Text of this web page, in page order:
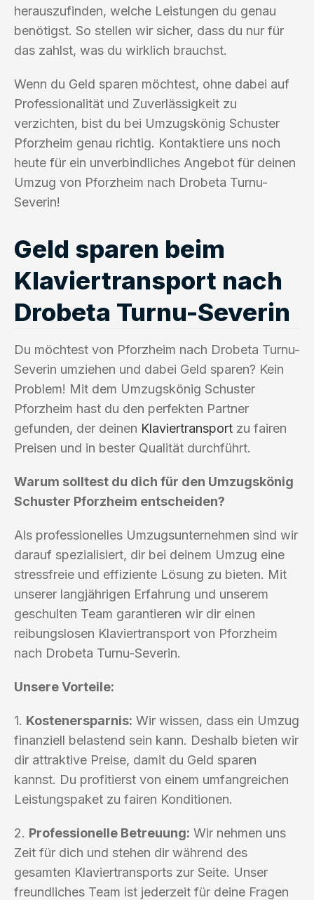
herauszufinden, welche Leistungen du genau
benötigst. So stellen wir sicher, dass du nur für
das zahlst, was du wirklich brauchst.
Wenn du Geld sparen möchtest, ohne dabei auf
Professionalität und Zuverlässigkeit zu
verzichten, bist du bei Umzugskönig Schuster
Pforzheim genau richtig. Kontaktiere uns noch
heute für ein unverbindliches Angebot für deinen
Umzug von Pforzheim nach Drobeta Turnu-
Severin!
Geld sparen beim
Klaviertransport nach
Drobeta Turnu-Severin
Du möchtest von Pforzheim nach Drobeta Turnu-
Severin umziehen und dabei Geld sparen? Kein
Problem! Mit dem Umzugskönig Schuster
Pforzheim hast du den perfekten Partner
gefunden, der deinen Klaviertransport zu fairen
Preisen und in bester Qualität durchführt.
Warum solltest du dich für den Umzugskönig
Schuster Pforzheim entscheiden?
Als professionelles Umzugsunternehmen sind wir
darauf spezialisiert, dir bei deinem Umzug eine
stressfreie und effiziente Lösung zu bieten. Mit
unserer langjährigen Erfahrung und unserem
geschulten Team garantieren wir dir einen
reibungslosen Klaviertransport von Pforzheim
nach Drobeta Turnu-Severin.
Unsere Vorteile:
1. Kostenersparnis: Wir wissen, dass ein Umzug
finanziell belastend sein kann. Deshalb bieten wir
dir attraktive Preise, damit du Geld sparen
kannst. Du profitierst von einem umfangreichen
Leistungspaket zu fairen Konditionen.
2. Professionelle Betreuung: Wir nehmen uns
Zeit für dich und stehen dir während des
gesamten Klaviertransports zur Seite. Unser
freundliches Team ist jederzeit für deine Fragen